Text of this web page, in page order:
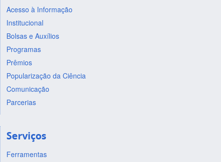
Acesso à Informação
Institucional
Bolsas e Auxílios
Programas
Prêmios
Popularização da Ciência
Comunicação
Parcerias
Serviços
Ferramentas